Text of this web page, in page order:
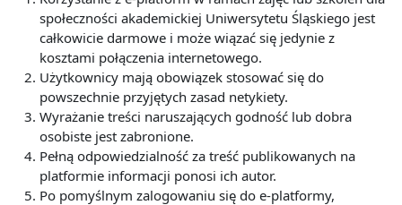
społeczności akademickiej Uniwersytetu Śląskiego jest
całkowicie darmowe i może wiązać się jedynie z
kosztami połączenia internetowego.
Użytkownicy mają obowiązek stosować się do
powszechnie przyjętych zasad netykiety.
Wyrażanie treści naruszających godność lub dobra
osobiste jest zabronione.
Pełną odpowiedzialność za treść publikowanych na
platformie informacji ponosi ich autor.
Po pomyślnym zalogowaniu się do e-platformy,